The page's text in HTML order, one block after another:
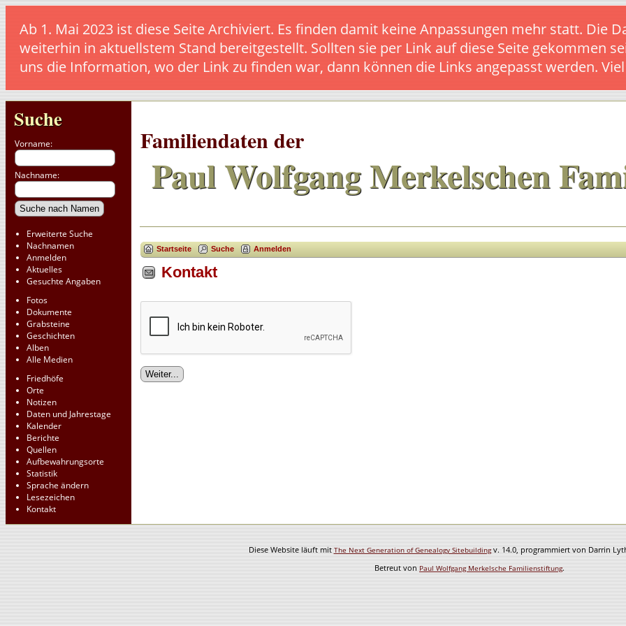
Ab 1. Mai 2023 ist diese Seite Archiviert. Es finden damit keine Anpassungen mehr statt. Die
weiterhin in aktuellstem Stand bereitgestellt. Sollten sie per Link auf diese Seite gekommen
uns die Information, wo der Link zu finden war, dann können die Links angepasst werden.
Suche
Vorname:
Nachname:
Erweiterte Suche
Nachnamen
Anmelden
Aktuelles
Gesuchte Angaben
Fotos
Dokumente
Grabsteine
Geschichten
Alben
Alle Medien
Friedhöfe
Orte
Notizen
Daten und Jahrestage
Kalender
Berichte
Quellen
Aufbewahrungsorte
Statistik
Sprache ändern
Lesezeichen
Kontakt
Familiendaten der
Paul Wolfgang Merkelschen
Startseite Suche Anmelden
Kontakt
Diese Website läuft mitThe Next Generation of Genealogy Sitebuildingv. 14.0, programmiert von Darrin
Betreut vonPaul Wolfgang Merkelsche Familienstiftung.